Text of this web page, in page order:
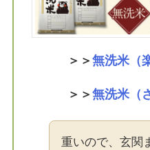
＞＞ 無洗米（
＞＞ 無洗米（
重いので、玄関